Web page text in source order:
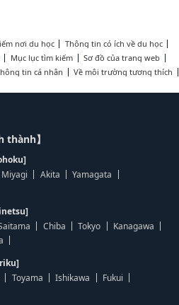
nơi du học
Thông tin có ích về du học
Mục lục tìm kiếm
Sơ đồ của trang web
tin cá nhân Về môi trường tương thích
thành】
Miyagi Akita
Yamagata
Chiba Tokyo
Kanagawa
Toyama Ishikawa
Fukui